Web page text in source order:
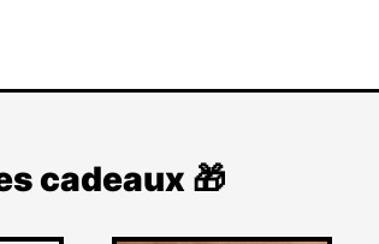
cadeaux 🎁